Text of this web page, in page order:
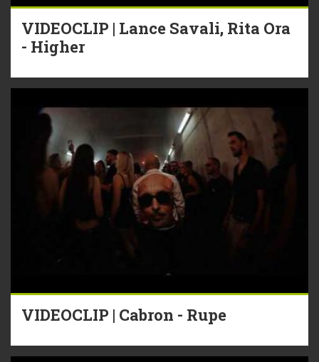
VIDEOCLIP | Lance Savali, Rita Ora
- Higher
VIDEOCLIP | Cabron - Rupe